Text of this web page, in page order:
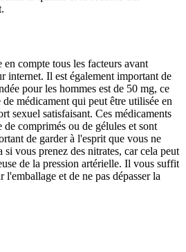
compte tous les facteurs avant
internet. Il est également important de
pour les hommes est de 50 mg, ce
médicament qui peut être utilisée en
sexuel satisfaisant. Ces médicaments
comprimés ou de gélules et sont
de garder à l'esprit que vous ne
vous prenez des nitrates, car cela peut
de la pression artérielle. Il vous suffit
et de ne pas dépasser la